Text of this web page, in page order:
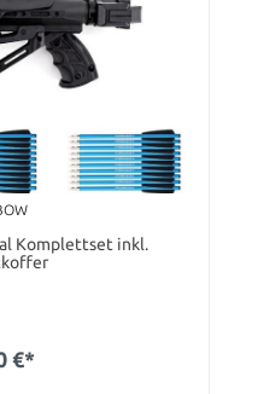
Komplettset inkl.
€*